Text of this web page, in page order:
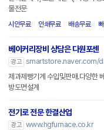
물전문
시안무료 인쇄무료 배송무료
베이커리장비 상담은 다원포센
광고 smartstore.naver.com/
제과제빵기계 수입및판매.다양한
방도면설계
전기로 전문 한결산업
광고 www.hgfurnace.co.kr